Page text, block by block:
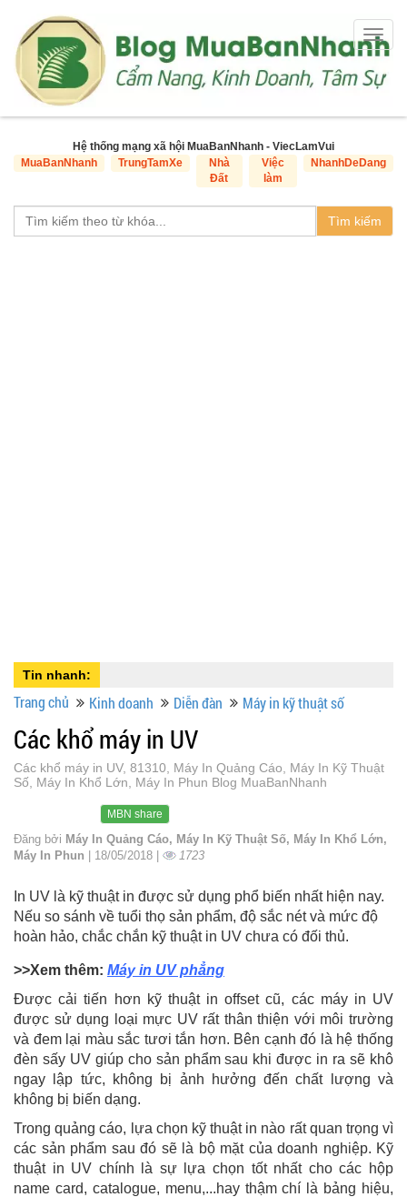
Hệ thống mạng xã hội MuaBanNhanh - ViecLamVui
MuaBanNhanh
TrungTamXe
Nhà
Đất
Việc
làm
NhanhDeDang
Tìm kiếm
Tin nhanh:
Trang chủ Kinh doanh Diễn đàn Máy in kỹ thuật số
Các khổ máy in UV
Các khổ máy in UV, 81310, Máy In Quảng Cáo, Máy In Kỹ Thuật
Số, Máy In Khổ Lớn, Máy In Phun Blog MuaBanNhanh
MBN share
Đăng bởi Máy In Quảng Cáo, Máy In Kỹ Thuật Số, Máy In Khổ Lớn,
Máy In Phun | 18/05/2018 | 1723
In UV là kỹ thuật in được sử dụng phổ biến nhất hiện nay.
Nếu so sánh về tuổi thọ sản phẩm, độ sắc nét và mức độ
hoàn hảo, chắc chắn kỹ thuật in UV chưa có đối thủ.
>>Xem thêm: Máy in UV phẳng
Được cải tiến hơn kỹ thuật in offset cũ, các máy in UV
được sử dụng loại mực UV rất thân thiện với môi trường
và đem lại màu sắc tươi tắn hơn. Bên cạnh đó là hệ thống
đèn sấy UV giúp cho sản phẩm sau khi được in ra sẽ khô
ngay lập tức, không bị ảnh hưởng đến chất lượng và
không bị biến dạng.
Trong quảng cáo, lựa chọn kỹ thuật in nào rất quan trọng vì
các sản phẩm sau đó sẽ là bộ mặt của doanh nghiệp. Kỹ
thuật in UV chính là sự lựa chọn tốt nhất cho các hộp
name card, catalogue, menu,...hay thậm chí là bảng hiệu,